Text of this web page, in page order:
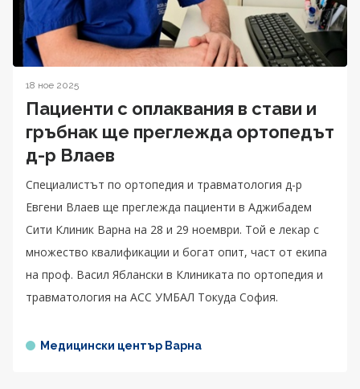
18 ное 2025
Пациенти с оплаквания в стави и
гръбнак ще преглежда ортопедът
д-р Влаев
Специалистът по ортопедия и травматология д-р
Евгени Влаев ще преглежда пациенти в Аджибадем
Сити Клиник Варна на 28 и 29 ноември. Той е лекар с
множество квалификации и богат опит, част от екипа
на проф. Васил Яблански в Клиниката по ортопедия и
травматология на АСС УМБАЛ Токуда София.
Медицински център Варна